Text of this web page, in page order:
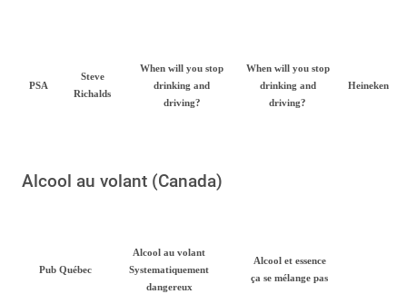
PSA
Steve
Richalds
When will you stop
drinking and
driving?
When will you stop
drinking and
driving?
Heineken
Alcool au volant (Canada)
Pub Québec
Alcool au volant
Systematiquement
dangereux
Alcool et essence
ça se mélange pas